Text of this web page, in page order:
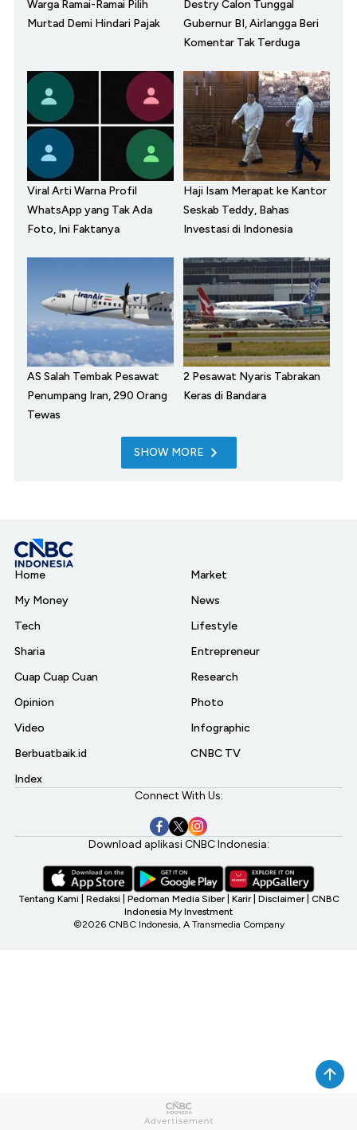
Warga Ramai-Ramai Pilih
Murtad Demi Hindari Pajak
Destry Calon Tunggal
Gubernur BI, Airlangga Beri
Komentar Tak Terduga
Viral Arti Warna Profil
WhatsApp yang Tak Ada
Foto, Ini Faktanya
Haji Isam Merapat ke Kantor
Seskab Teddy, Bahas
Investasi di Indonesia
AS Salah Tembak Pesawat
Penumpang Iran, 290 Orang
Tewas
2 Pesawat Nyaris Tabrakan
Keras di Bandara
SHOW MORE
Home
My Money
Tech
Sharia
Cuap Cuap Cuan
Opinion
Video
Berbuatbaik.id
Index
Market
News
Lifestyle
Entrepreneur
Research
Photo
Infographic
CNBC TV
Connect With Us:
Download aplikasi CNBC Indonesia:
Tentang Kami Redaksi Pedoman Media Siber Karir Disclaimer CNBC
Indonesia My Investment
©2026 CNBC Indonesia, A Transmedia Company